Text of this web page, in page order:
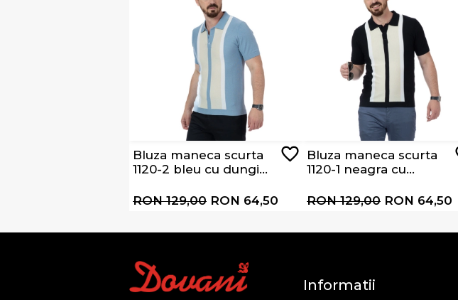
Bluza maneca scurta
1120-2 bleu cu dungi
RON 129,00 RON 64,50
Bluza maneca scurta
1120-1 neagra cu
RON 129,00 RON 64,50
Informatii